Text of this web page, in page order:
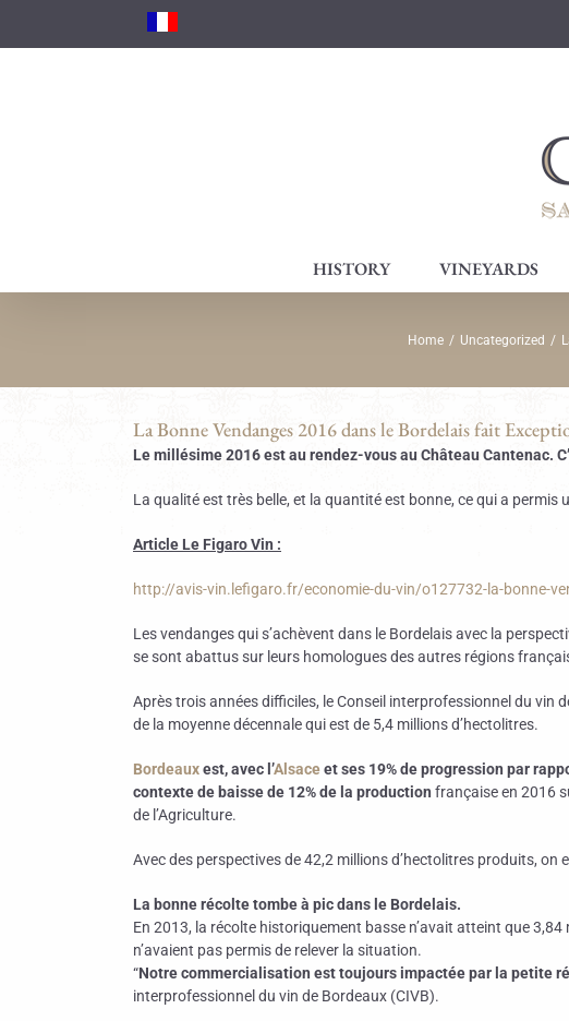
HISTORY VINEYARDS
Home / Uncategorized /
La Bonne Vendanges 2016 dans le Bordelais fait
Le millésime 2016 est au rendez-vous au Château Cantenac.
La qualité est très belle, et la quantité est bonne, ce qui a permis
Article Le Figaro Vin :
http://avis-vin.lefigaro.fr/economie-du-vin/o127732-la-bonne-
Les vendanges qui s’achèvent dans le Bordelais avec la
se sont abattus sur leurs homologues des autres régions
Après trois années difficiles, le Conseil interprofessionnel du vin
de la moyenne décennale qui est de 5,4 millions d’hectolitres.
Bordeauxest, avec l’Alsaceet ses 19% de progression par
contexte de baisse de 12% de la production française en 2016
de l’Agriculture.
Avec des perspectives de 42,2 millions d’hectolitres produits, on
La bonne récolte tombe à pic dans le Bordelais.
En 2013, la récolte historiquement basse n’avait atteint que
n’avaient pas permis de relever la situation.
“Notre commercialisation est toujours impactée par la petite
interprofessionnel du vin de Bordeaux (CIVB).